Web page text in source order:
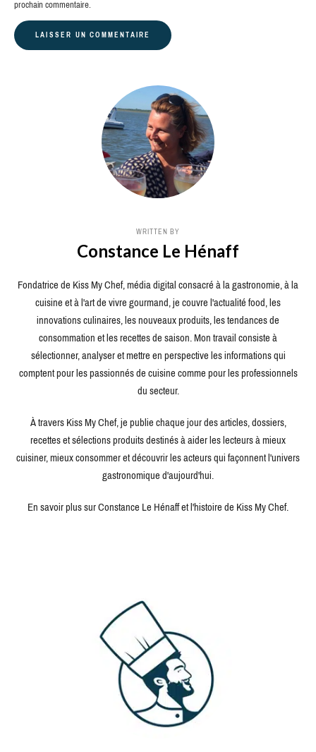
prochain commentaire.
WRITTEN BY
Constance Le Hénaff
Fondatrice de Kiss My Chef, média digital consacré à la gastronomie, à la
cuisine et à l'art de vivre gourmand, je couvre l'actualité food, les
innovations culinaires, les nouveaux produits, les tendances de
consommation et les recettes de saison. Mon travail consiste à
sélectionner, analyser et mettre en perspective les informations qui
comptent pour les passionnés de cuisine comme pour les professionnels
du secteur.
À travers Kiss My Chef, je publie chaque jour des articles, dossiers,
recettes et sélections produits destinés à aider les lecteurs à mieux
cuisiner, mieux consommer et découvrir les acteurs qui façonnent l'univers
gastronomique d'aujourd'hui.
En savoir plus sur Constance Le Hénaff et l'histoire de Kiss My Chef.